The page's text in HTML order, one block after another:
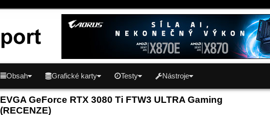
Obsah Grafické karty Testy Nástroje
EVGA GeForce RTX 3080 Ti FTW3 ULTRA Gaming
(RECENZE)